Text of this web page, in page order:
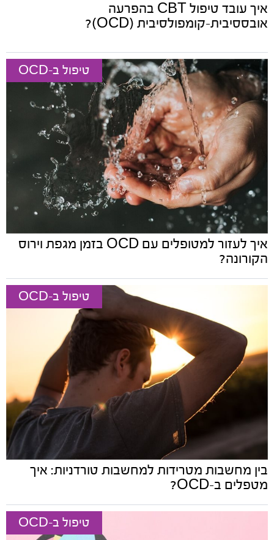
איך עובד טיפול CBT בהפרעה
אובססיבית-קומפולסיבית (OCD)?
טיפול ב-OCD
איך לעזור למטופלים עם OCD בזמן מגפת וירוס
הקורונה?
טיפול ב-OCD
בין מחשבות מטרידות למחשבות טורדניות: איך
מטפלים ב-OCD?
טיפול ב-OCD